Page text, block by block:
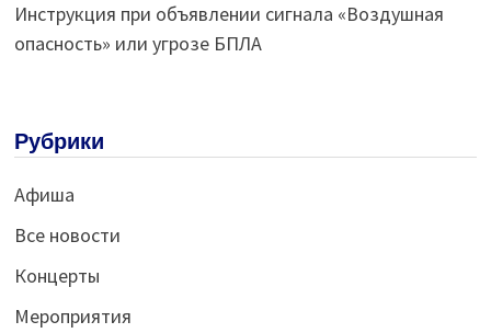
Инструкция при объявлении сигнала «Воздушная
опасность» или угрозе БПЛА
Рубрики
Афиша
Все новости
Концерты
Мероприятия